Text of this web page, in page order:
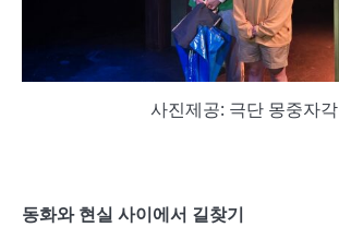
사진제공: 극단 몽중자각
동화와 현실 사이에서 길찾기